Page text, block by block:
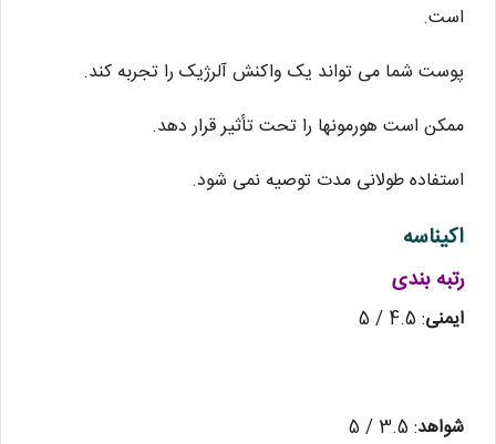
است.
پوست شما می تواند یک واکنش آلرژیک را تجربه کند.
ممکن است هورمونها را تحت تأثیر قرار دهد.
استفاده طولانی مدت توصیه نمی شود.
اکیناسه
رتبه بندی
ایمنی: 4.5 / 5
شواهد: 3.5 / 5